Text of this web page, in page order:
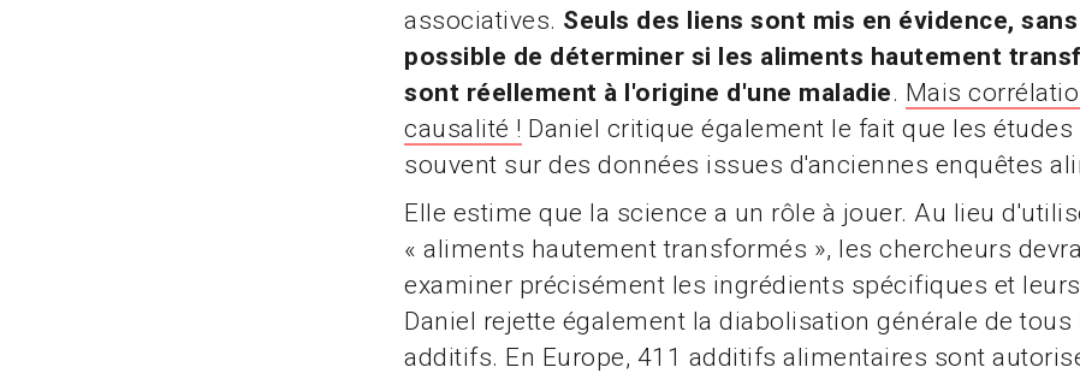
associatives. Seuls des liens sont mis en évidence,
possible de déterminer si les aliments hautement
sont réellement à l'origine d'une maladie. Mais
causalité ! Daniel critique également le fait que les études
souvent sur des données issues d'anciennes enquêtes
Elle estime que la science a un rôle à jouer. Au lieu
« aliments hautement transformés », les chercheurs
examiner précisément les ingrédients spécifiques et
Daniel rejette également la diabolisation générale de tous
additifs. En Europe, 411 additifs alimentaires sont